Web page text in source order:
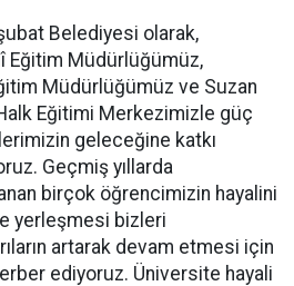
Belediyesi olarak,
Eğitim Müdürlüğümüz,
Müdürlüğümüz ve Suzan
Eğitimi Merkezimizle güç
geleceğine katkı
Geçmiş yıllarda
birçok öğrencimizin hayalini
yerleşmesi bizleri
artarak devam etmesi için
ediyoruz. Üniversite hayali